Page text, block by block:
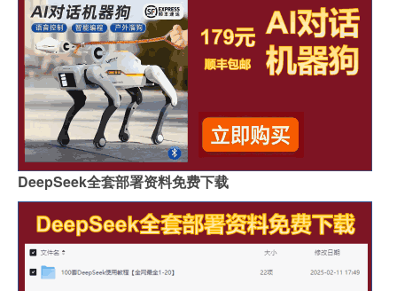
DeepSeek全套部署资料免费下载